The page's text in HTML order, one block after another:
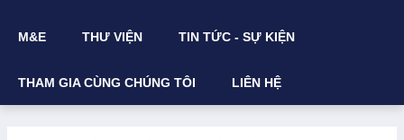
M&E THƯ VIỆN TIN TỨC - SỰ KIỆN
THAM GIA CÙNG CHÚNG TÔI LIÊN HỆ